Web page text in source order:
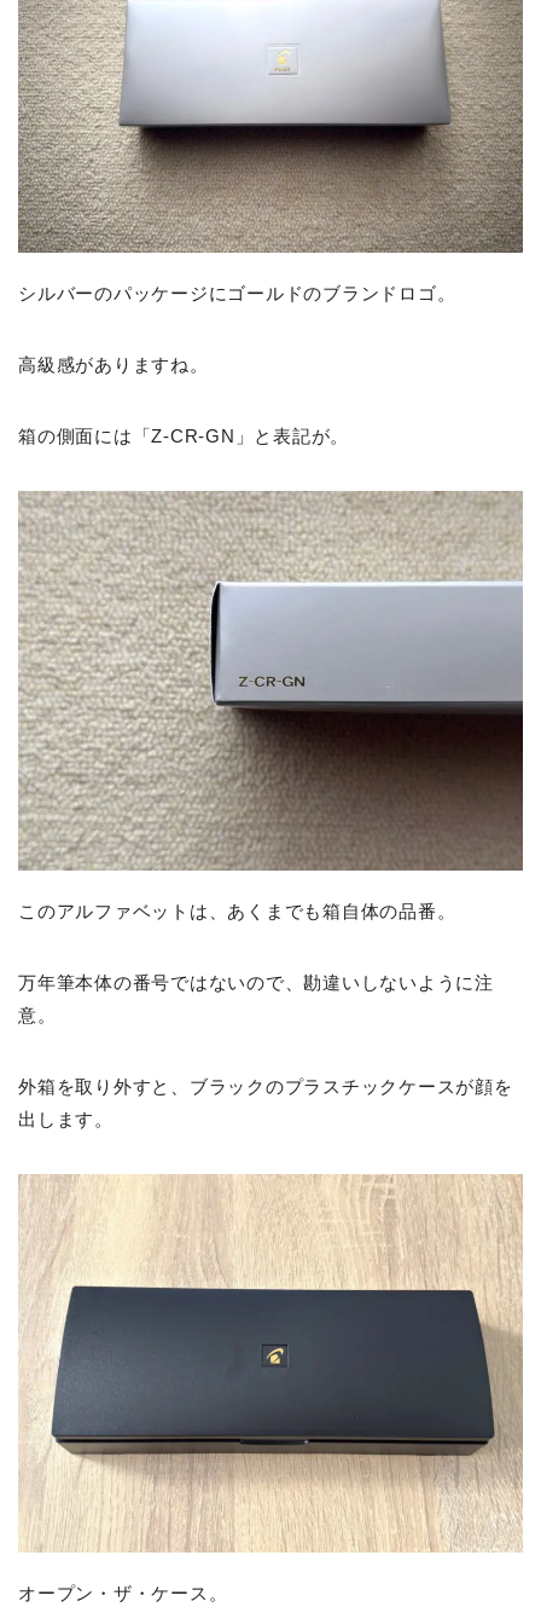
シルバーのパッケージにゴールドのブランドロゴ。
高級感がありますね。
箱の側面には「Z-CR-GN」と表記が。
このアルファベットは、あくまでも箱自体の品番。
万年筆本体の番号ではないので、勘違いしないように注
意。
外箱を取り外すと、ブラックのプラスチックケースが顔を
出します。
オープン・ザ・ケース。